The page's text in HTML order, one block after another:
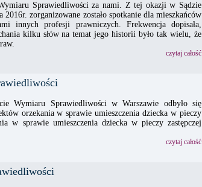
Sprawiedliwości za nami. Z tej okazji w Sądzie
zorganizowane zostało spotkanie dla mieszkańców
innych profesji prawniczych. Frekwencja dopisała,
kilku słów na temat jego historii było tak wielu, że
czytaj całość
Wymiaru Sprawiedliwości w Warszawie odbyło się
orzekania w sprawie umieszczenia dziecka w pieczy
w sprawie umieszczenia dziecka w pieczy zastępczej
czytaj całość